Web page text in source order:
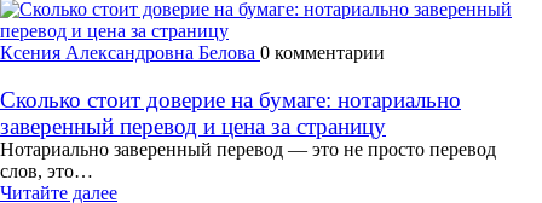
Ксения Александровна Белова 0 комментарии
Сколько стоит доверие на бумаге: нотариально
заверенный перевод и цена за страницу
Нотариально заверенный перевод — это не просто перевод
слов, это…
Читайте далее